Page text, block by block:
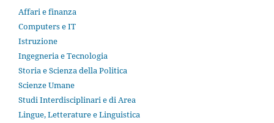
Affari e finanza
Computers e IT
Istruzione
Ingegneria e Tecnologia
Storia e Scienza della Politica
Scienze Umane
Studi Interdisciplinari e di Area
Lingue, Letterature e Linguistica